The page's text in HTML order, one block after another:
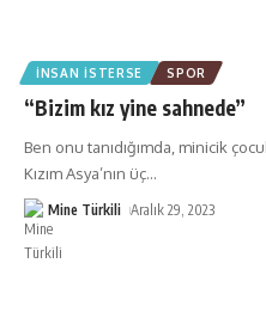
İNSAN İSTERSE SPOR
“Bizim kız yine sahnede”
Ben onu tanıdığımda, minicik
Kızım Asya’nın üç…
Mine Türkili Aralık 29, 2023